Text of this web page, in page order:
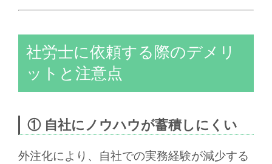
社労士に依頼する際のデメリ
ットと注意点
① 自社にノウハウが蓄積しにくい
外注化により、自社での実務経験が減少する